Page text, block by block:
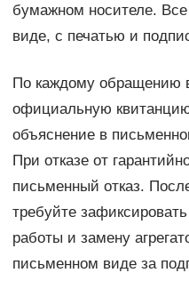
бумажном носителе.
виде, с печатью и
По каждому обращению
официальную
объяснение в
При отказе от
письменный отказ.
требуйте
работы и замену
письменном виде за